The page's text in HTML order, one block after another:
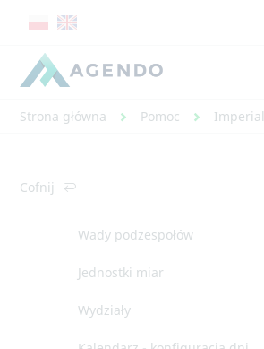
Strona główna Pomoc Imperial
Cofnij
Wady podzespołów
Jednostki miar
Wydziały